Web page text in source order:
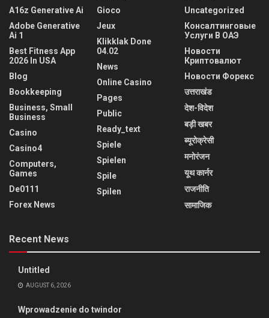
A16z Generative Ai
Adobe Generative
Ai 1
Best Fitness App
2026 In USA
Blog
Bookkeeping
Business, Small
Business
Casino
Casino4
Computers,
Games
De0111
Forex News
Gioco
Jeux
Klikklak Done
04.02
News
Online Casino
Pages
Public
Ready_text
Spiele
Spielen
Spile
Spilen
Uncategorized
Консалтинговые
Услуги В ОАЭ
Новости
Криптовалют
Новости Форекс
उत्तराखंड
देश-विदेश
बड़ी खबर
ब्यूरोक्रेसी
मनोरंजन
यूथ कार्नर
राजनीति
सामाजिक
Recent News
Untitled
AUGUST 6, 2026
Wprowadzenie do twindor